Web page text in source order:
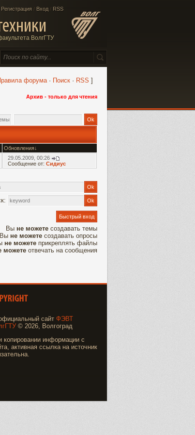
Регистрация / Вход / RSS
ВолгГТУ
форума· Поиск · RSS ]
Архив - только для чтения
Обновления↓
29.05.2009, 00:26
Сообщение от: Сидиус
Вы не можете создавать темы
Вы не можете создавать опросы
не можете прикреплять файлы
можете отвечать на сообщения
сайт ФЭВТ
© 2026, Волгоград
копировании информации с
активная ссылка на источник